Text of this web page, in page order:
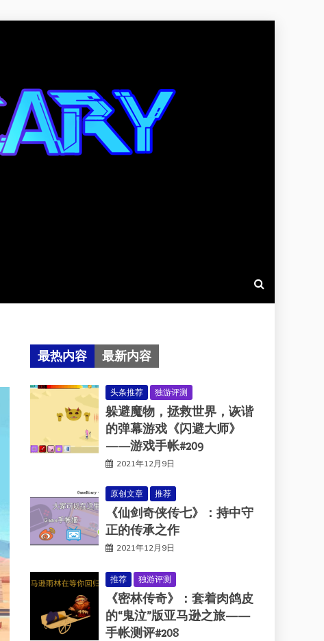
最热内容 最新内容
头条推荐 独游评测
躲避魔物，拯救世界，诙谐
的弹幕游戏《闪避大师》
——游戏手帐#209
2021年12月9日
原创文章 推荐
《仙剑奇侠传七》：持中守
正的传承之作
2021年12月9日
推荐 独游评测
《密林传奇》：套着肉鸽皮
的“鬼泣”版亚马逊之旅——
手帐测评#208